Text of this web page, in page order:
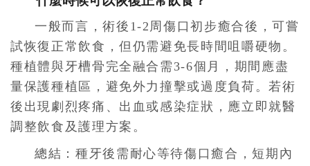
一般而言，術後1-2周傷口初步癒合後，可嘗
試恢復正常飲食，但仍需避免長時間咀嚼硬物。
種植體與牙槽骨完全融合需3-6個月，期間應盡
量保護種植區，避免外力撞擊或過度負荷。若術
後出現劇烈疼痛、出血或感染症狀，應立即就醫
調整飲食及護理方案。
總結：種牙後需耐心等待傷口癒合，短期內